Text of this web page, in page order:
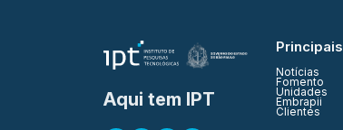
Aqui tem IPT
Principais
Notícias
Fomento
Unidades
Embrapii
Clientes